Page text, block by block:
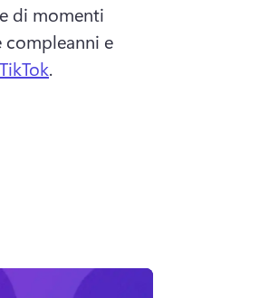
di momenti
e
TikTok.